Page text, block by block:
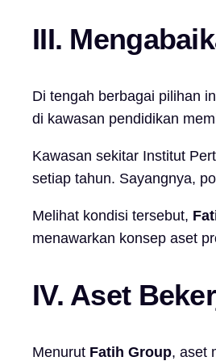
III.
Di tengah berbagai pilihan
di kawasan pendidikan
Kawasan sekitar Institut
setiap tahun. Sayangnya,
Melihat kondisi tersebut,
menawarkan konsep aset
IV. Aset
Menurut Fatih Group, aset